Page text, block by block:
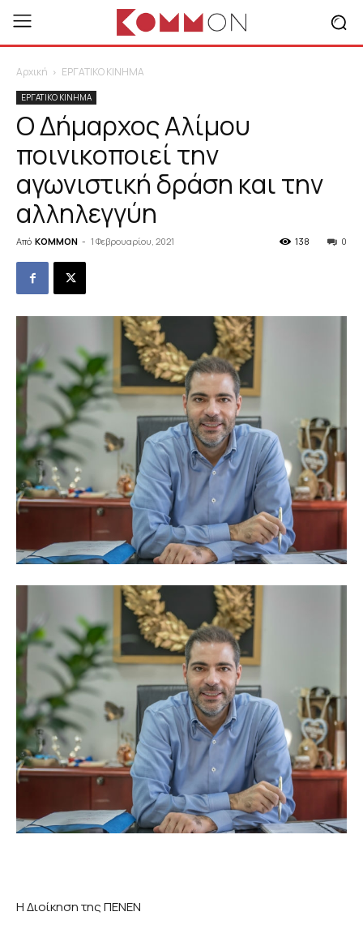
Αρχική ΕΡΓΑΤΙΚΟ ΚΙΝΗΜΑ
ΕΡΓΑΤΙΚΟ ΚΙΝΗΜΑ
Ο Δήμαρχος Αλίμου
ποινικοποιεί την
αγωνιστική δράση και την
αλληλεγγύη
Από KOMMON - 1 Φεβρουαρίου, 2021 0
138
Η Διοίκηση της ΠΕΝΕΝ